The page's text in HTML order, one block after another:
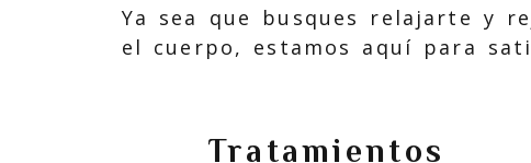
Ya sea que busques relajarte y
el cuerpo, estamos aquí para
Tratamientos